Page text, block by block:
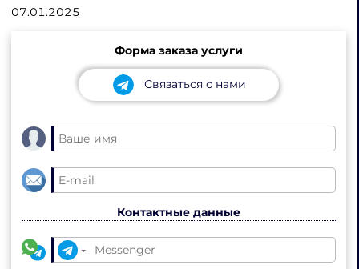
07.01.2025
Форма заказа услуги
Связаться с нами
Контактные данные